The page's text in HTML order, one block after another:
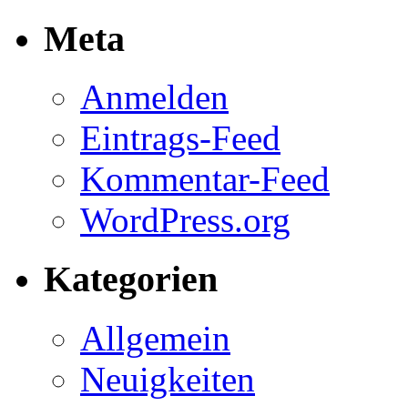
Meta
Anmelden
Eintrags-Feed
Kommentar-Feed
WordPress.org
Kategorien
Allgemein
Neuigkeiten